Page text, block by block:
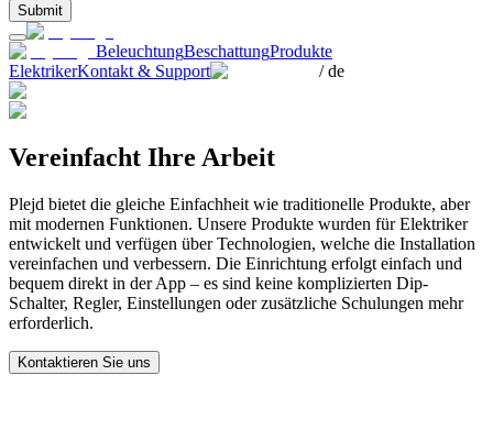
Submit
BeleuchtungBeschattungProdukte
ElektrikerKontakt & Support /de
Vereinfacht Ihre Arbeit
Plejd bietet die gleiche Einfachheit wie traditionelle Produkte, aber
mit modernen Funktionen. Unsere Produkte wurden für Elektriker
entwickelt und verfügen über Technologien, welche die Installation
vereinfachen und verbessern. Die Einrichtung erfolgt einfach und
bequem direkt in der App – es sind keine komplizierten Dip-
Schalter, Regler, Einstellungen oder zusätzliche Schulungen mehr
erforderlich.
Kontaktieren Sie uns